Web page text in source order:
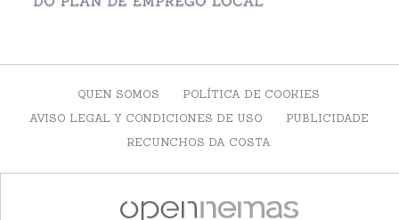
QUEN SOMOS
POLÍTICA DE COOKIES
AVISO LEGAL Y CONDICIONES DE USO
PUBLICIDADE
RECUNCHOS DA COSTA